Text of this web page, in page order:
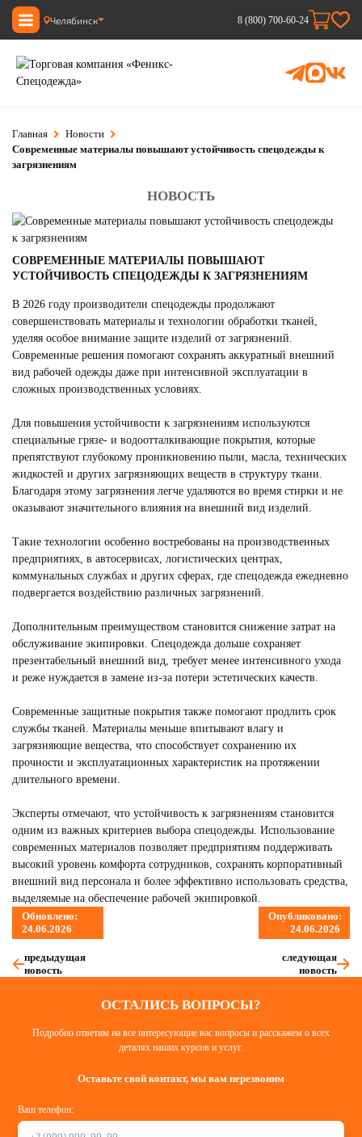
Челябинск 8 (800) 700-60-24
Главная
Новости
Современные материалы повышают устойчивость спецодежды к
загрязнениям
НОВОСТЬ
СОВРЕМЕННЫЕ МАТЕРИАЛЫ ПОВЫШАЮТ
УСТОЙЧИВОСТЬ СПЕЦОДЕЖДЫ К ЗАГРЯЗНЕНИЯМ
В 2026 году производители спецодежды продолжают
совершенствовать материалы и технологии обработки тканей,
уделяя особое внимание защите изделий от загрязнений.
Современные решения помогают сохранять аккуратный внешний
вид рабочей одежды даже при интенсивной эксплуатации в
сложных производственных условиях.
Для повышения устойчивости к загрязнениям используются
специальные грязе- и водоотталкивающие покрытия, которые
препятствуют глубокому проникновению пыли, масла, технических
жидкостей и других загрязняющих веществ в структуру ткани.
Благодаря этому загрязнения легче удаляются во время стирки и не
оказывают значительного влияния на внешний вид изделий.
Такие технологии особенно востребованы на производственных
предприятиях, в автосервисах, логистических центрах,
коммунальных службах и других сферах, где спецодежда ежедневно
подвергается воздействию различных загрязнений.
Дополнительным преимуществом становится снижение затрат на
обслуживание экипировки. Спецодежда дольше сохраняет
презентабельный внешний вид, требует менее интенсивного ухода
и реже нуждается в замене из-за потери эстетических качеств.
Современные защитные покрытия также помогают продлить срок
службы тканей. Материалы меньше впитывают влагу и
загрязняющие вещества, что способствует сохранению их
прочности и эксплуатационных характеристик на протяжении
длительного времени.
Эксперты отмечают, что устойчивость к загрязнениям становится
одним из важных критериев выбора спецодежды. Использование
современных материалов позволяет предприятиям поддерживать
высокий уровень комфорта сотрудников, сохранять корпоративный
внешний вид персонала и более эффективно использовать средства,
выделяемые на обеспечение рабочей экипировкой.
Обновлено:
24.06.2026
Опубликовано:
24.06.2026
предыдущая
новость
следующая
новость
ОСТАЛИСЬ ВОПРОСЫ?
Подробно ответим на все интересующие вас вопросы и расскажем о всех
деталях наших курсов и услуг.
Оставьте свой контакт, мы вам перезвоним
Ваш телефон: